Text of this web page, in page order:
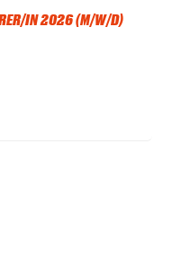
IN 2026 (M/W/D)